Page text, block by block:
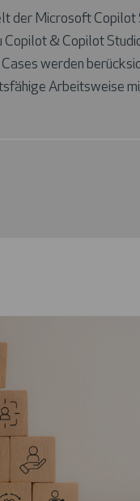
der Microsoft Copilot
& Copilot
werden
Arbeitsweise